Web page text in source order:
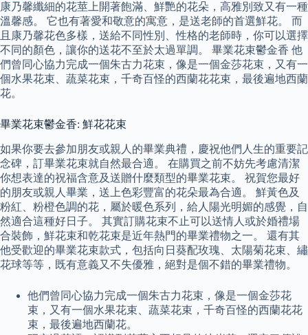
康乃馨纖細的花莖上開著飽滿、鮮艷的花朵，高雅別致又有一種
溫馨感。 它也有著愛和敬意的寓意，是送老師的首選鮮花。 而
且康乃馨花色多樣，送給不同性別、性格的老師時，你可以選擇
不同的顏色，讓你的送花不至於太過單調。 畢業花束鬱金香 他
們曾同心協力完成一個朱古力花束，像是一個金莎花束，又有一
個水果花束、蔬菜花束，千奇百怪的西蘭花花束，最後遍地西蘭
花。
畢業花束鬱金香: 鮮花花束
如果你要去參加朋友或親人的畢業典禮，慶祝他們人生的重要記
念碑，訂畢業花束就自然最合適。 在購買之前不妨先考慮清潔
你想表達的祝福含意及送贈什麼類型的畢業花束。 祝賀您最好
的朋友或親人畢業，送上色彩豐富的花朵最為合適。 鮮黃色及
粉紅、粉橙色調的花，屬於暖色系列，給人陽光明媚的感覺，自
然適合這種好日子。 其實訂購花束不止可以送情人或於婚禮場
合裝飾，鮮花束和乾花束是近年熱門的畢業禮物之一。 還有其
他受歡迎的畢業花束款式，包括向日葵配玫瑰、太陽菊花束、繡
花球等等，既有意義又不失優雅，絕對是個不錯的畢業禮物。
他們曾同心協力完成一個朱古力花束，像是一個金莎花
束，又有一個水果花束、蔬菜花束，千奇百怪的西蘭花花
束，最後遍地西蘭花。